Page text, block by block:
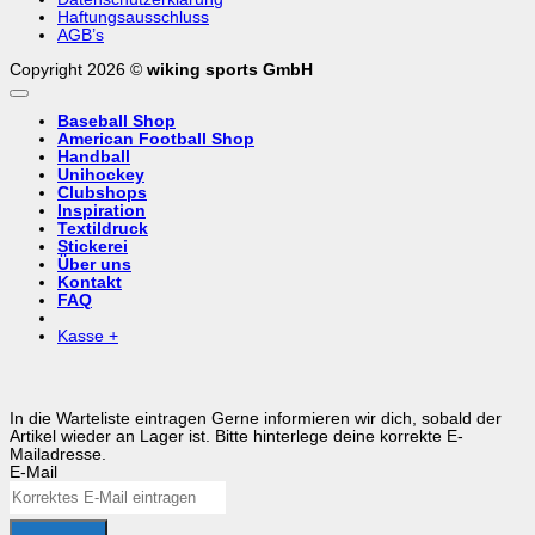
Haftungsausschluss
AGB’s
Copyright 2026 © wiking sports GmbH
Baseball Shop
American Football Shop
Handball
Unihockey
Clubshops
Inspiration
Textildruck
Stickerei
Über uns
Kontakt
FAQ
Kasse +
In die Warteliste eintragen Gerne informieren wir dich, sobald der
Artikel wieder an Lager ist. Bitte hinterlege deine korrekte E-
Mailadresse.
E-Mail